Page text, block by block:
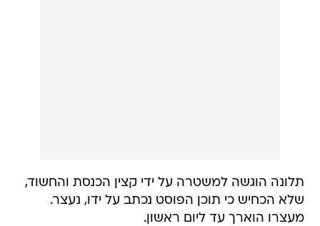
תלונה הוגשה למשטרה על ידי קצין הכנסת והחשוד,
שלא הכחיש כי תוכן הפוסט נכתב על ידו, נעצר.
מעצרו הוארך עד ליום ראשון.